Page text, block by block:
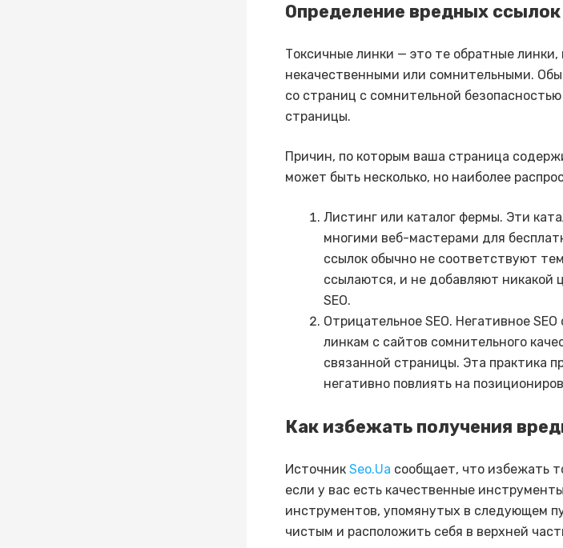
Определение вредных
Токсичные линки — это те обратные
некачественными или сомнительными.
со страниц с сомнительной
страницы.
Причин, по которым ваша страница
может быть несколько, но наиболее
Листинг или каталог фермы. Эти
многими веб-мастерами для
ссылок обычно не соответствуют
ссылаются, и не добавляют никакой
SEO.
Отрицательное SEO. Негативное
линкам с сайтов сомнительного
связанной страницы. Эта практика
негативно повлиять на
Как избежать получения
Источник Seo.Ua сообщает, что избежать
если у вас есть качественные
инструментов, упомянутых в следующем
чистым и расположить себя в верхней